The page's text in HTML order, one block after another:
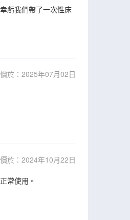
虧我們帶了一次性床
於：2025年07月02日
於：2024年10月22日
常使用。